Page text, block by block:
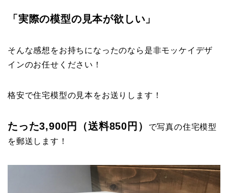
「実際の模型の見本が欲しい」
そんな感想をお持ちになったのなら是非モッケイデザ
インのお任せください！
格安で住宅模型の見本をお送りします！
たった3,900円（送料850円）
で写真の住宅模型
を郵送します！